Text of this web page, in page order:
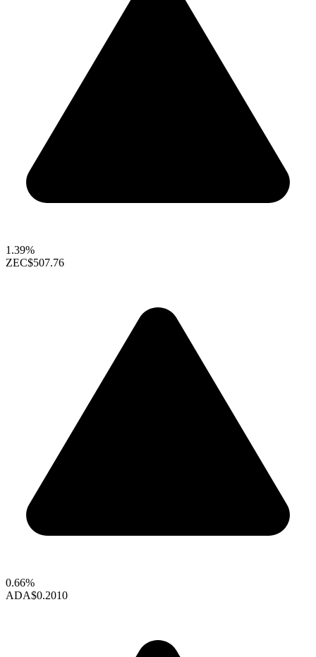
1.39%
ZEC$507.76
0.66%
ADA$0.2010